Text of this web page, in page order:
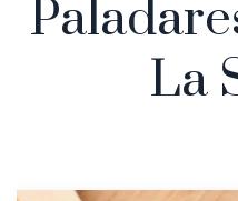
La